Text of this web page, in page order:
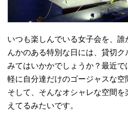
いつも楽しんでいる女子会を、
んかのある特別な日には、貸切
みてはいかかでしょうか？最近
軽に自分達だけのゴージャスな空
そして、そんなオシャレな空間
えてるみたいです。